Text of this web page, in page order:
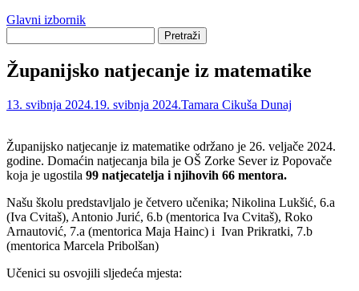
Glavni izbornik
Županijsko natjecanje iz matematike
13. svibnja 2024.19. svibnja 2024.Tamara Cikuša Dunaj
Županijsko natjecanje iz matematike održano je 26. veljače 2024.
godine. Domaćin natjecanja bila je OŠ Zorke Sever iz Popovače
koja je ugostila 99 natjecatelja i njihovih 66 mentora.
Našu školu predstavljalo je četvero učenika; Nikolina Lukšić, 6.a
(Iva Cvitaš), Antonio Jurić, 6.b (mentorica Iva Cvitaš), Roko
Arnautović, 7.a (mentorica Maja Hainc) i Ivan Prikratki, 7.b
(mentorica Marcela Pribolšan)
Učenici su osvojili sljedeća mjesta: